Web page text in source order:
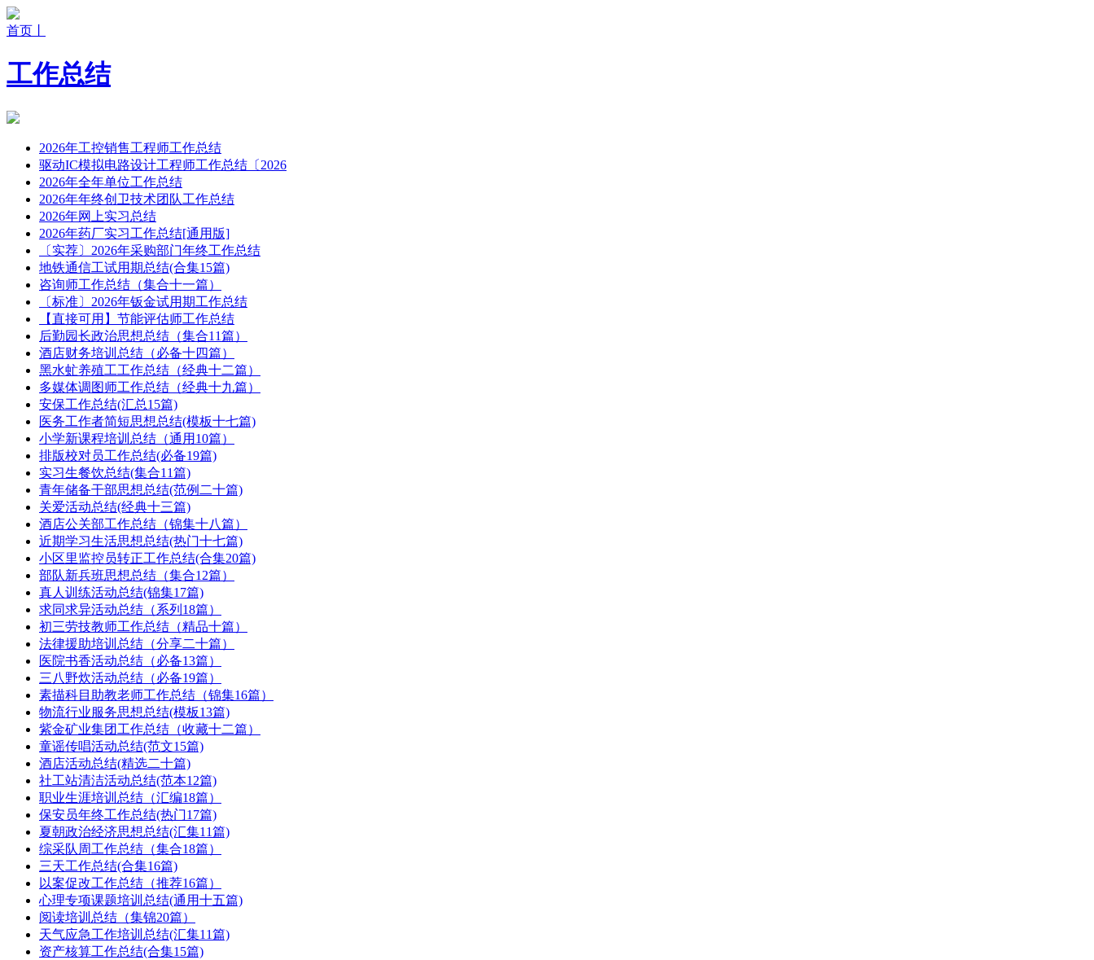
首页丨
工作总结
2026年工控销售工程师工作总结
驱动IC模拟电路设计工程师工作总结〔2026
2026年全年单位工作总结
2026年年终创卫技术团队工作总结
2026年网上实习总结
2026年药厂实习工作总结[通用版]
〔实荐〕2026年采购部门年终工作总结
地铁通信工试用期总结(合集15篇)
咨询师工作总结（集合十一篇）
〔标准〕2026年钣金试用期工作总结
【直接可用】节能评估师工作总结
后勤园长政治思想总结（集合11篇）
酒店财务培训总结（必备十四篇）
黑水虻养殖工工作总结（经典十二篇）
多媒体调图师工作总结（经典十九篇）
安保工作总结(汇总15篇)
医务工作者简短思想总结(模板十七篇)
小学新课程培训总结（通用10篇）
排版校对员工作总结(必备19篇)
实习生餐饮总结(集合11篇)
青年储备干部思想总结(范例二十篇)
关爱活动总结(经典十三篇)
酒店公关部工作总结（锦集十八篇）
近期学习生活思想总结(热门十七篇)
小区里监控员转正工作总结(合集20篇)
部队新兵班思想总结（集合12篇）
真人训练活动总结(锦集17篇)
求同求异活动总结（系列18篇）
初三劳技教师工作总结（精品十篇）
法律援助培训总结（分享二十篇）
医院书香活动总结（必备13篇）
三八野炊活动总结（必备19篇）
素描科目助教老师工作总结（锦集16篇）
物流行业服务思想总结(模板13篇)
紫金矿业集团工作总结（收藏十二篇）
童谣传唱活动总结(范文15篇)
酒店活动总结(精选二十篇)
社工站清洁活动总结(范本12篇)
职业生涯培训总结（汇编18篇）
保安员年终工作总结(热门17篇)
夏朝政治经济思想总结(汇集11篇)
综采队周工作总结（集合18篇）
三天工作总结(合集16篇)
以案促改工作总结（推荐16篇）
心理专项课题培训总结(通用十五篇)
阅读培训总结（集锦20篇）
天气应急工作培训总结(汇集11篇)
资产核算工作总结(合集15篇)